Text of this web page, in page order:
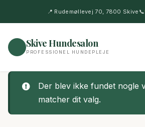
📍 Rudemøllevej 70, 7800 Skive 📞
Skive Hundesalon
PROFESSIONEL HUNDEPLEJE
Der blev ikke fundet nogle
matcher dit valg.